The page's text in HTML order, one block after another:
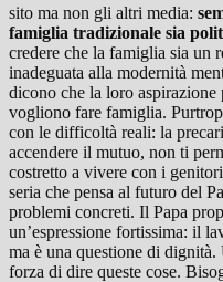
sito ma non gli altri media:
famiglia tradizionale sia
credere che la famiglia sia un
inadeguata alla modernità
dicono che la loro
vogliono fare famiglia.
con le difficoltà reali: la
accendere il mutuo, non ti
costretto a vivere con i
seria che pensa al futuro del
problemi concreti. Il Papa
un’espressione fortissima: il
ma è una questione di
forza di dire queste cose.